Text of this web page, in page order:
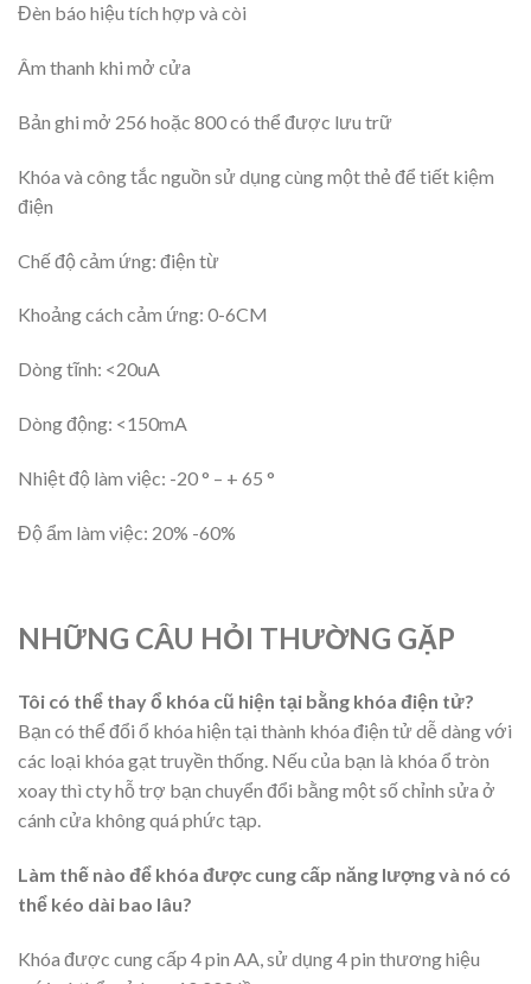
Đèn báo hiệu tích hợp và còi
Âm thanh khi mở cửa
Bản ghi mở 256 hoặc 800 có thể được lưu trữ
Khóa và công tắc nguồn sử dụng cùng một thẻ để tiết kiệm
điện
Chế độ cảm ứng: điện từ
Khoảng cách cảm ứng: 0-6CM
Dòng tĩnh: <20uA
Dòng động: <150mA
Nhiệt độ làm việc: -20 ° – + 65 °
Độ ẩm làm việc: 20% -60%
NHỮNG CÂU HỎI THƯỜNG GẶP
Tôi có thể thay ổ khóa cũ hiện tại bằng khóa điện tử?
Bạn có thể đổi ổ khóa hiện tại thành khóa điện tử dễ dàng với
các loại khóa gạt truyền thống. Nếu của bạn là khóa ổ tròn
xoay thì cty hỗ trợ bạn chuyển đổi bằng một số chỉnh sửa ở
cánh cửa không quá phức tạp.
Làm thế nào để khóa được cung cấp năng lượng và nó có
thể kéo dài bao lâu?
Khóa được cung cấp 4 pin AA, sử dụng 4 pin thương hiệu